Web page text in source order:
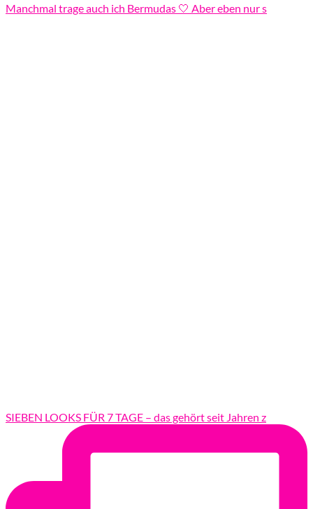
Manchmal trage auch ich Bermudas 🤍 Aber eben nur s
SIEBEN LOOKS FÜR 7 TAGE – das gehört seit Jahren z